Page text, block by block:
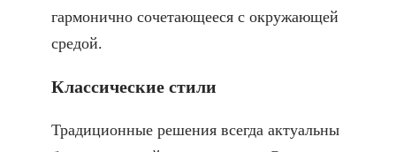
гармонично сочетающееся с окружающей
средой.
Классические стили
Традиционные решения всегда актуальны